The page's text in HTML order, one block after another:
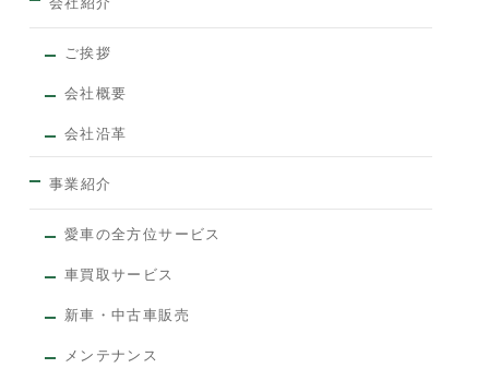
ご挨拶
会社概要
会社沿革
事業紹介
愛車の全方位サービス
車買取サービス
新車・中古車販売
メンテナンス